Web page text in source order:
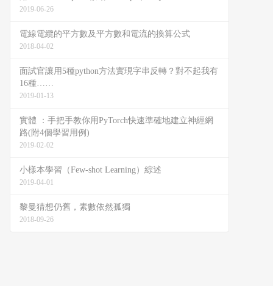
2019-06-26
電線電纜的平方數及平方數和電流的換算公式
2018-04-02
面試官讓用5種python方法實現字串反轉？對不起我有
16種……
2019-01-13
實體 ：手把手教你用PyTorch快速準確地建立神經網
路(附4個學習用例)
2019-02-02
小樣本學習（Few-shot Learning）綜述
2019-04-01
黎曼猜想仍舊，素數依然孤獨
2018-09-26